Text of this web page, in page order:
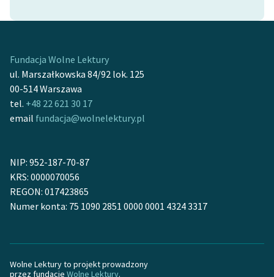
do domeny publicznej,
lektur szkolnych oraz
Starego Testamentu
Odkurzamy bohaterów
Lektur
O nas
Kontakt
Fundacja Wolne Lektury
ul. Marszałkowska 84/92 lok. 125
00-514 Warszawa
tel. +48 22 621 30 17
email fundacja@wolnelektury.pl
NIP: 952-187-70-87
KRS: 0000070056
REGON: 017423865
Numer konta: 75 1090 2851 0000 0001 4324 3317
Wolne Lektury to projekt prowadzony
przez fundację Wolne Lektury.